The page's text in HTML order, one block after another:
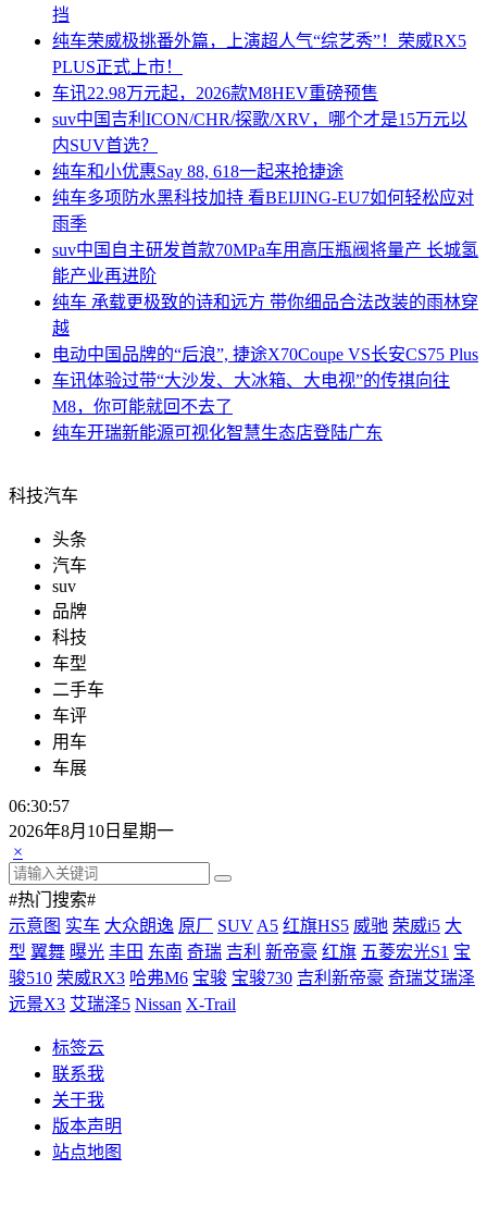
挡
纯车荣威极挑番外篇，上演超人气“综艺秀”！荣威RX5
PLUS正式上市！
车讯22.98万元起，2026款M8HEV重磅预售
suv中国 吉利ICON/CHR/探歌/XRV，哪个才是15万元以
内SUV首选？
纯车和小优惠Say 88, 618一起来抢捷途
纯车多项防水黑科技加持 看BEIJING-EU7如何轻松应对
雨季
suv中国 自主研发首款70MPa车用高压瓶阀将量产 长城氢
能产业再进阶
纯车 承载更极致的诗和远方 带你细品合法改装的雨林穿
越
电动中国品牌的“后浪”, 捷途X70Coupe VS长安CS75 Plus
车讯体验过带“大沙发、大冰箱、大电视”的传祺向往
M8，你可能就回不去了
纯车开瑞新能源可视化智慧生态店登陆广东
科技汽车
头条
汽车
suv
品牌
科技
车型
二手车
车评
用车
车展
06:30:59
2026年8月10日星期一
×
#热门搜索#
示意图 实车 大众朗逸 原厂 SUVA5 红旗HS5 威驰 荣威i5 大
型 翼舞 曝光 丰田 东南 奇瑞 吉利 新帝豪 红旗 五菱宏光S1 宝
骏510 荣威RX3 哈弗M6 宝骏 宝骏730 吉利新帝豪 奇瑞艾瑞泽
远景X3 艾瑞泽5 Nissan X-Trail
标签云
联系我
关于我
版本声明
站点地图